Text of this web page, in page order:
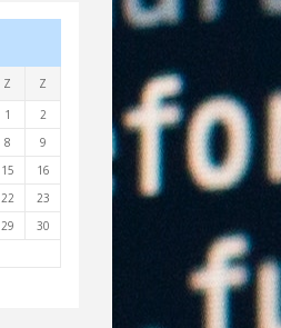
Z
Z
1
2
8
9
15
16
22
23
29
30